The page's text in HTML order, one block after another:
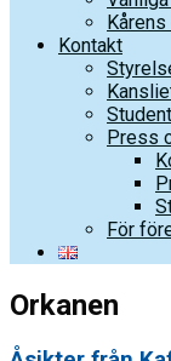
Kontakt
Press
För
Orkanen